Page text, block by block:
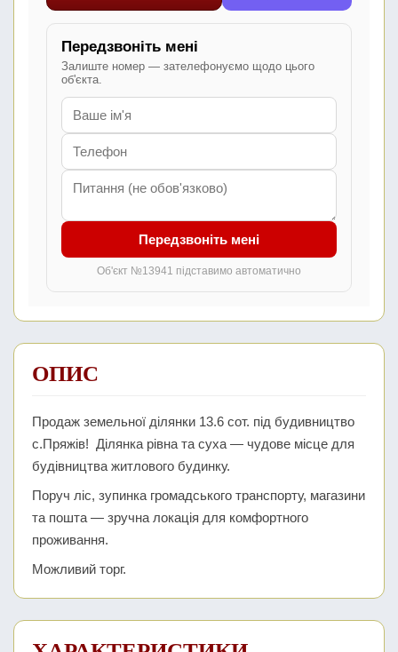
Передзвоніть мені
Залиште номер — зателефонуємо щодо цього
об'єкта.
Передзвоніть мені
Об'єкт №13941 підставимо автоматично
ОПИС
Продаж земельної ділянки 13.6 сот. під будивництво
с.Пряжів! Ділянка рівна та суха — чудове місце для
будівництва житлового будинку.
Поруч ліс, зупинка громадського транспорту, магазини
та пошта — зручна локація для комфортного
проживання.
Можливий торг.